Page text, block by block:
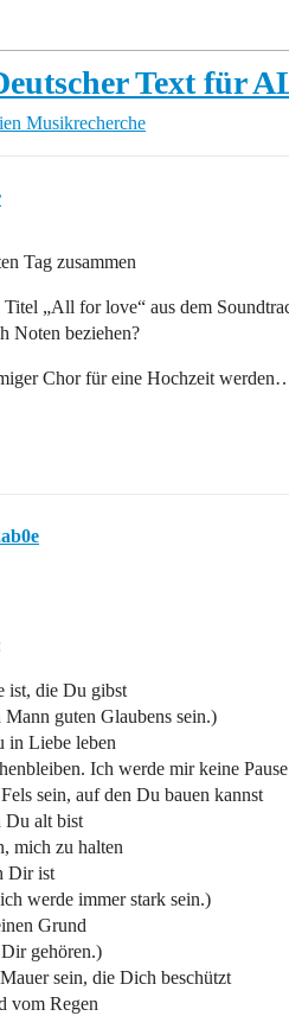
Text für
Musikrecherche
Tag zusammen
Titel „All for love“ aus dem
Noten beziehen?
Chor für eine Hochzeit
ist, die Du gibst
guten Glaubens sein.)
in Liebe leben
Ich werde mir keine
sein, auf den Du bauen kannst
Du alt bist
mich zu halten
Dir ist
werde immer stark sein.)
Grund
gehören.)
sein, die Dich beschützt
vom Regen